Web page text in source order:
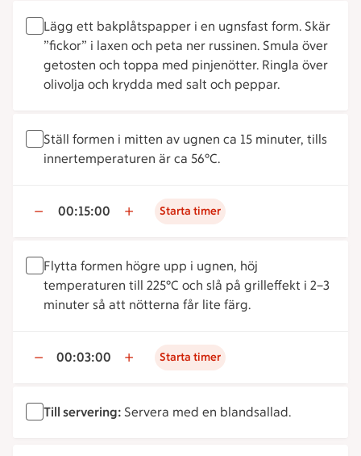
Lägg ett bakplåtspapper i en ugnsfast form. Skär
”fickor” i laxen och peta ner russinen. Smula över
getosten och toppa med pinjenötter. Ringla över
olivolja och krydda med salt och peppar.
Ställ formen i mitten av ugnen ca 15 minuter, tills
innertemperaturen är ca 56°C.
00:15:00 Starta timer
Flytta formen högre upp i ugnen, höj
temperaturen till 225°C och slå på grilleffekt i 2–3
minuter så att nötterna får lite färg.
00:03:00 Starta timer
Till servering: Servera med en blandsallad.